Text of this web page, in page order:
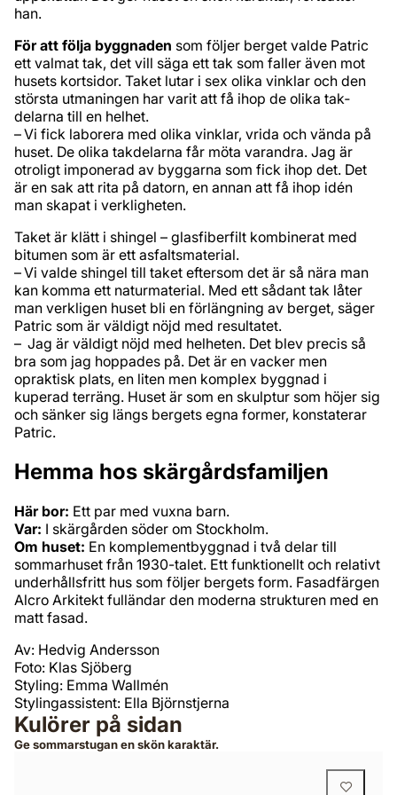
han.
För att följa byggnaden som följer berget valde Patric
ett valmat tak, det vill säga ett tak som faller även mot
husets kortsidor. Taket lutar i sex olika vinklar och den
största utmaningen har varit att få ihop de olika tak­
delarna till en helhet.
– Vi fick laborera med olika vinklar, vrida och vända på
huset. De olika takdelarna får möta varandra. Jag är
otroligt imponerad av byggarna som fick ihop det. Det
är en sak att rita på datorn, en annan att få ihop idén
man skapat i verkligheten.
Taket är klätt i shingel – glasfiberfilt kombinerat med
bitumen som är ett asfaltsmaterial.
– Vi valde shingel till taket eftersom det är så nära man
kan komma ett naturmaterial. Med ett sådant tak låter
man verkligen huset bli en förlängning av berget, säger
Patric som är väldigt nöjd med resultatet.
– Jag är väldigt nöjd med helheten. Det blev precis så
bra som jag hoppades på. Det är en vacker men
opraktisk plats, en liten men komplex byggnad i
kuperad terräng. Huset är som en skulptur som höjer sig
och sänker sig längs bergets egna former, konstaterar
Patric.
Hemma hos skärgårdsfamiljen
Här bor: Ett par med vuxna barn.
Var: I skärgården söder om Stockholm.
Om huset: En komplementbyggnad i två delar till
sommarhuset från 1930-talet. Ett funktionellt och relativt
underhållsfritt hus som följer bergets form. Fasadfärgen
Alcro Arkitekt fulländar den moderna strukturen med en
matt fasad.
Av: Hedvig Andersson
Foto: Klas Sjöberg
Styling: Emma Wallmén
Stylingassistent: Ella Björnstjerna
Kulörer på sidan
Ge sommarstugan en skön karaktär.